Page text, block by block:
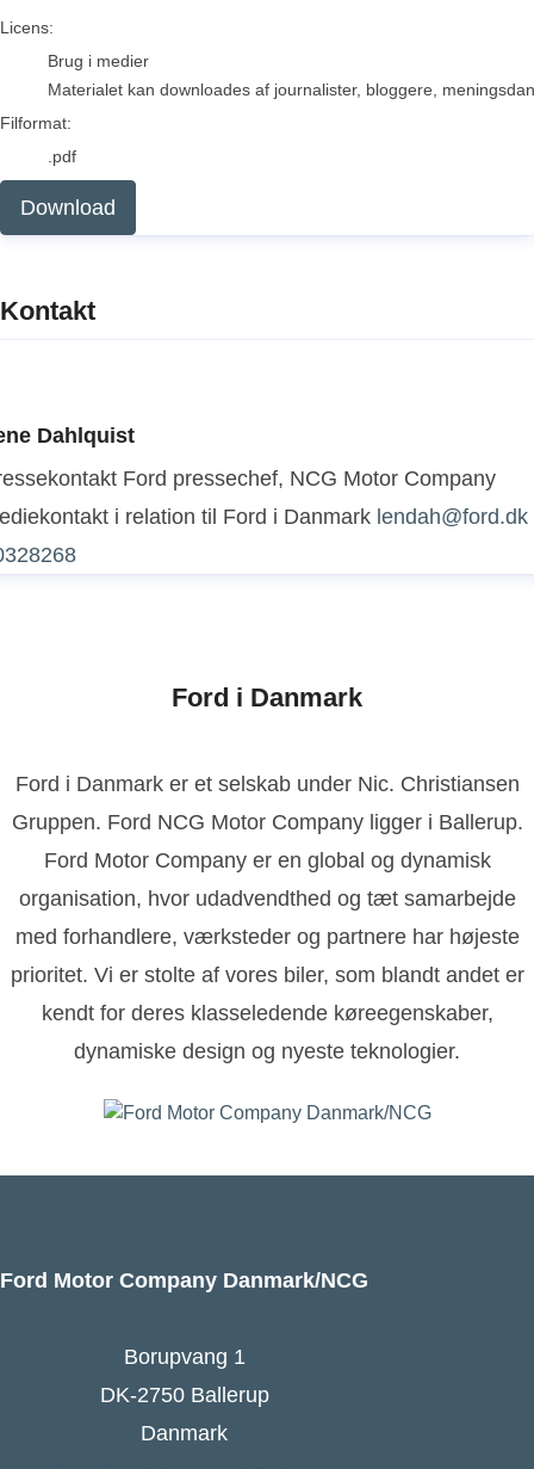
go to media item
Licens:
Brug i medier
Materialet kan downloades af journalister, bloggere,
Filformat:
.pdf
Download
Kontakt
Dahlquist
Ford pressechef, NCG Motor Company
i relation til Ford i Danmark lendah@ford.dk
Ford i Danmark
Ford i Danmark er et selskab under Nic. Christiansen
Gruppen. Ford NCG Motor Company ligger i Ballerup.
Ford Motor Company er en global og dynamisk
organisation, hvor udadvendthed og tæt samarbejde
med forhandlere, værksteder og partnere har højeste
prioritet. Vi er stolte af vores biler, som blandt andet er
kendt for deres klasseledende køreegenskaber,
dynamiske design og nyeste teknologier.
Ford Motor Company Danmark/NCG
Borupvang 1
DK-2750 Ballerup
Danmark